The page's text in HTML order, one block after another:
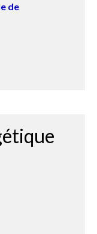
de